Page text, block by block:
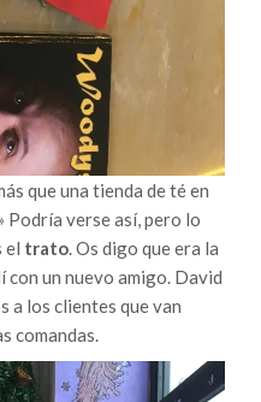
que una tienda de té en
Podría verse así, pero lo
el trato. Os digo que era la
con un nuevo amigo. David
a los clientes que van
comandas.